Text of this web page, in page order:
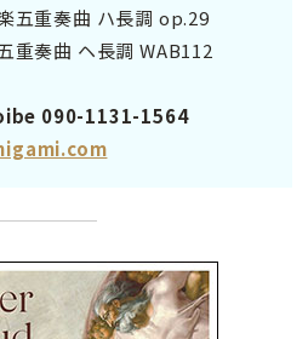
五重奏曲 ハ長調 op.29
重奏曲 ヘ長調 WAB112
090-1131-1564